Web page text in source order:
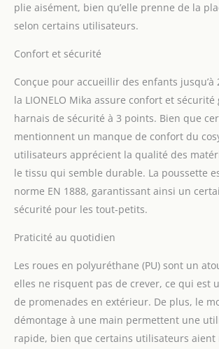
la position
PORTE- BÉBÉ:
d'un matelas
elle soutient
stable le dos du
assurant une
saine et
pendant le
auvent avec
contre la pluie,
BÉBÉ: Un insert
réduisant Dri-
ceintures de
points -
sécurité
faible poids et
plie aisément, bien qu’elle prenne de la
selon certains utilisateurs.
Confort et sécurité
Conçue pour accueillir des enfants jusqu’à
la LIONELO Mika assure confort et sécurité
harnais de sécurité à 3 points. Bien que
mentionnent un manque de confort du
utilisateurs apprécient la qualité des
le tissu qui semble durable. La poussette
norme EN 1888, garantissant ainsi un
sécurité pour les tout-petits.
Praticité au quotidien
Les roues en polyuréthane (PU) sont un
elles ne risquent pas de crever, ce qui est
de promenades en extérieur. De plus, le
démontage à une main permettent une
rapide, bien que certains utilisateurs aient